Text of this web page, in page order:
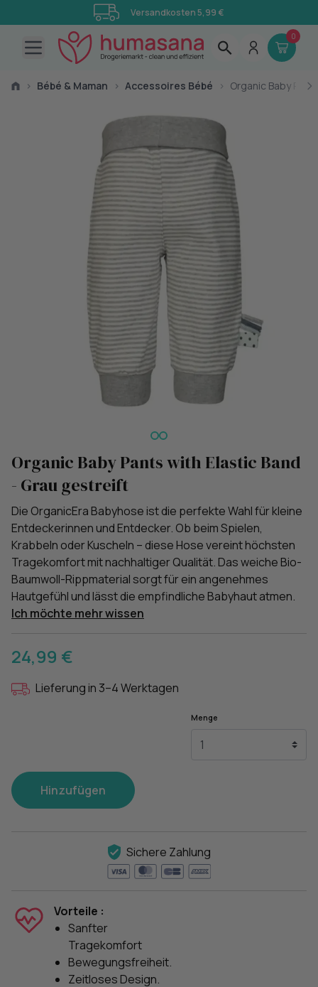
Versandkosten 5,99 €
Open main menu
0
› Bébé & Maman › Accessoires Bébé › Organic Baby
Organic Baby Pants with Elastic Band
- Grau gestreift
Die OrganicEra Babyhose ist die perfekte Wahl für kleine
Entdeckerinnen und Entdecker. Ob beim Spielen,
Krabbeln oder Kuscheln – diese Hose vereint höchsten
Tragekomfort mit nachhaltiger Qualität. Das weiche Bio-
Baumwoll-Rippmaterial sorgt für ein angenehmes
Hautgefühl und lässt die empfindliche Babyhaut atmen.
Ich möchte mehr wissen
24,99 €
Lieferung in 3–4 Werktagen
Menge
Hinzufügen
Sichere Zahlung
Vorteile :
Sanfter
Tragekomfort
Bewegungsfreiheit.
Zeitloses Design.